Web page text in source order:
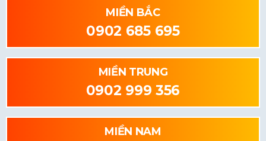
MIỀN BẮC
0902 685 695
MIỀN TRUNG
0902 999 356
MIỀN NAM